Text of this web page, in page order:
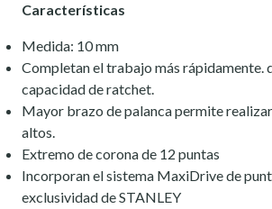
Características
Medida: 10 mm
Completan el trabajo más rápidamente.
capacidad de ratchet.
Mayor brazo de palanca permite
altos.
Extremo de corona de 12 puntas
Incorporan el sistema MaxiDrive de
exclusividad de STANLEY